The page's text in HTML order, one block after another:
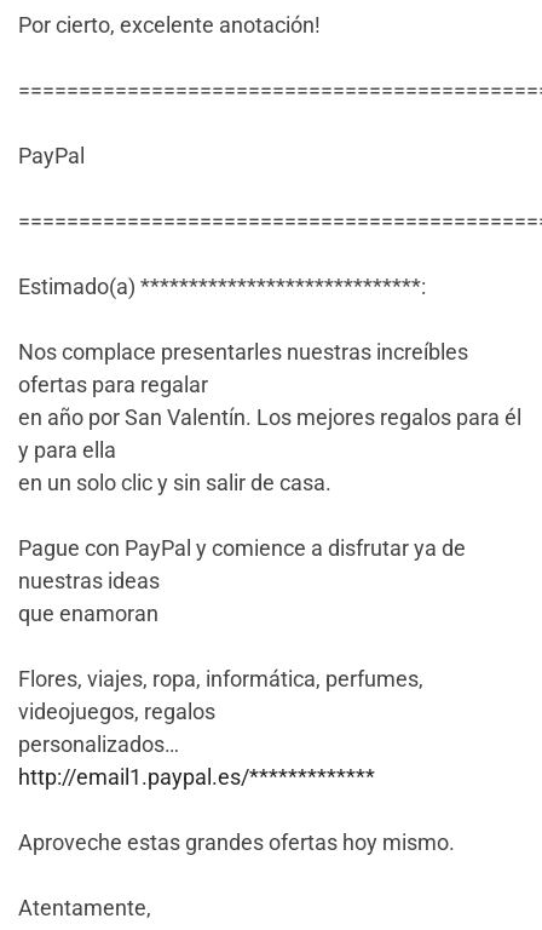
Por cierto, excelente anotación!
PayPal
Estimado(a) *****************************:
Nos complace presentarles nuestras increíbles
ofertas para regalar
en año por San Valentín. Los mejores regalos para él
y para ella
en un solo clic y sin salir de casa.
Pague con PayPal y comience a disfrutar ya de
nuestras ideas
que enamoran
Flores, viajes, ropa, informática, perfumes,
videojuegos, regalos
personalizados…
http://email1.paypal.es/*************
Aproveche estas grandes ofertas hoy mismo.
Atentamente,